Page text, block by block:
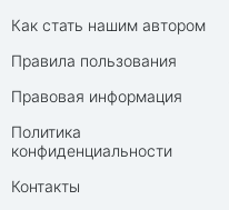
Как стать нашим автором
Правила пользования
Правовая информация
Политика
конфиденциальности
Контакты